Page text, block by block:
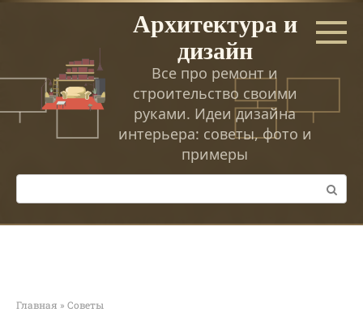
Перейти
Архитектура и
дизайн
Все про ремонт и
строительство своими
руками. Идеи дизайна
интерьера: советы, фото и
примеры
Поиск:
Главная » Советы